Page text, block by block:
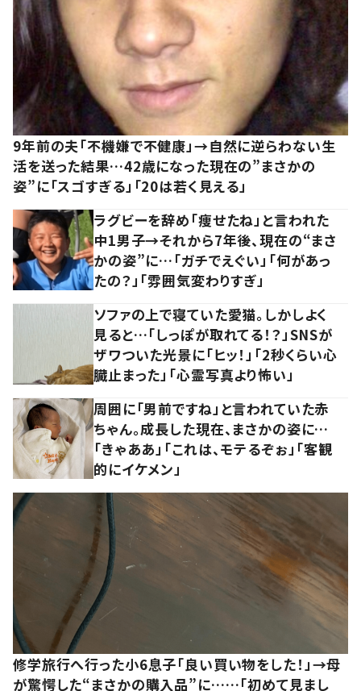
9年前の夫「不機嫌で不健康」→自然に逆らわない生
活を送った結果…42歳になった現在の”まさかの
姿”に「スゴすぎる」「20は若く見える」
ラグビーを辞め「痩せたね」と言われた
中1男子→それから7年後、現在の“まさ
かの姿”に…「ガチでえぐい」「何があっ
たの？」「雰囲気変わりすぎ」
ソファの上で寝ていた愛猫。しかしよく
見ると…「しっぽが取れてる！？」SNSが
ザワついた光景に「ヒッ！」「2秒くらい心
臓止まった」「心霊写真より怖い」
周囲に「男前ですね」と言われていた赤
ちゃん。成長した現在、まさかの姿に…
「きゃああ」「これは、モテるぞぉ」「客観
的にイケメン」
修学旅行へ行った小6息子「良い買い物をした！」→母
が驚愕した“まさかの購入品”に……「初めて見まし